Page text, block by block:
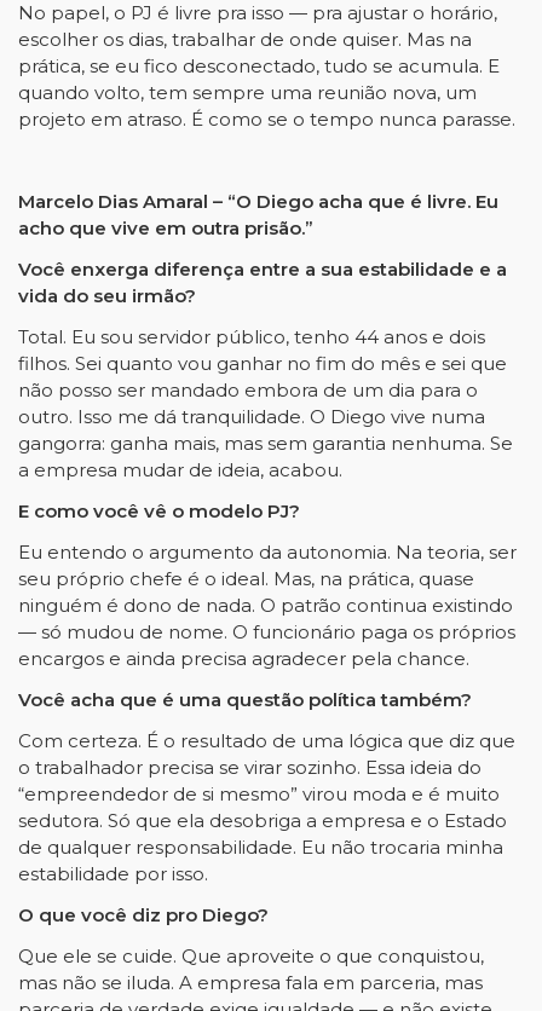
No papel, o PJ é livre pra isso — pra ajustar o horário,
escolher os dias, trabalhar de onde quiser. Mas na
prática, se eu fico desconectado, tudo se acumula. E
quando volto, tem sempre uma reunião nova, um
projeto em atraso. É como se o tempo nunca parasse.
Marcelo Dias Amaral – “O Diego acha que é livre. Eu
acho que vive em outra prisão.”
Você enxerga diferença entre a sua estabilidade e a
vida do seu irmão?
Total. Eu sou servidor público, tenho 44 anos e dois
filhos. Sei quanto vou ganhar no fim do mês e sei que
não posso ser mandado embora de um dia para o
outro. Isso me dá tranquilidade. O Diego vive numa
gangorra: ganha mais, mas sem garantia nenhuma. Se
a empresa mudar de ideia, acabou.
E como você vê o modelo PJ?
Eu entendo o argumento da autonomia. Na teoria, ser
seu próprio chefe é o ideal. Mas, na prática, quase
ninguém é dono de nada. O patrão continua existindo
— só mudou de nome. O funcionário paga os próprios
encargos e ainda precisa agradecer pela chance.
Você acha que é uma questão política também?
Com certeza. É o resultado de uma lógica que diz que
o trabalhador precisa se virar sozinho. Essa ideia do
“empreendedor de si mesmo” virou moda e é muito
sedutora. Só que ela desobriga a empresa e o Estado
de qualquer responsabilidade. Eu não trocaria minha
estabilidade por isso.
O que você diz pro Diego?
Que ele se cuide. Que aproveite o que conquistou,
mas não se iluda. A empresa fala em parceria, mas